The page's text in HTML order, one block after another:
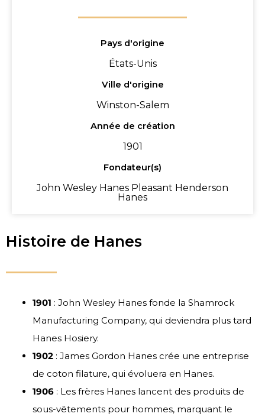
Pays d'origine
États-Unis
Ville d'origine
Winston-Salem
Année de création
1901
Fondateur(s)
John Wesley Hanes Pleasant Henderson
Hanes
Histoire de Hanes
1901 : John Wesley Hanes fonde la Shamrock
Manufacturing Company, qui deviendra plus tard
Hanes Hosiery.
1902 : James Gordon Hanes crée une entreprise
de coton filature, qui évoluera en Hanes.
1906 : Les frères Hanes lancent des produits de
sous-vêtements pour hommes, marquant le